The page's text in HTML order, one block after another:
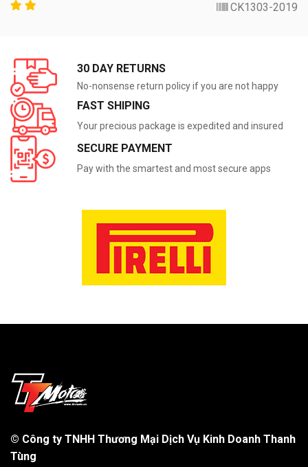
CK1303-2019
30 DAY RETURNS
No-nonsense return policy if you are not happy
FAST SHIPING
Your precious package is expedited and insured
SECURE PAYMENT
Pay with the smartest and most secure apps
© Công ty TNHH Thương Mại Dịch Vụ Kinh Doanh Thanh
Tùng